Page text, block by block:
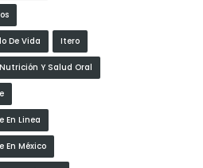
De Vida Itero
Nutrición Y Salud Oral
En Linea
En México